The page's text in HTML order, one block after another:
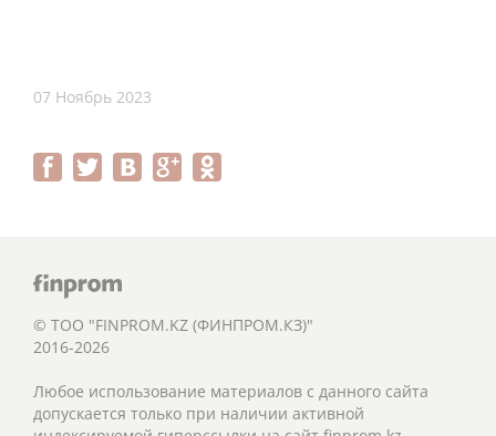
07 Ноябрь 2023
© ТОО "FINPROM.KZ (ФИНПРОМ.КЗ)"
2016-2026
Любое использование материалов с данного сайта
допускается только при наличии активной